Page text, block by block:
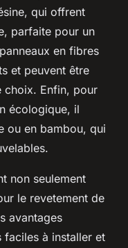
qui offrent
parfaite pour un
en fibres
et peuvent être
choix. Enfin, pour
écologique, il
ou en bambou, qui
non seulement
le revetement de
avantages
faciles à installer et